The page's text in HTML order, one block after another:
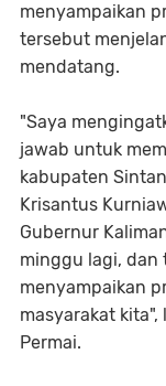
menyampaikan
tersebut
mendatang.
"Saya
jawab untuk
kabupaten
Krisantus
Gubernur
minggu lagi, dan
menyampaikan
masyarakat kita",
Permai.